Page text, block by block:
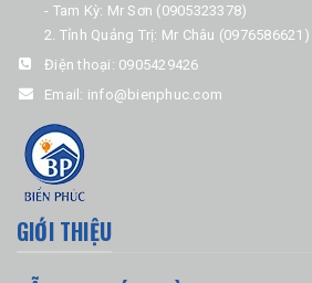
- Tam Kỳ: Mr Sơn (0905323378)
2. Tỉnh Quảng Trị: Mr Châu (0976586621)
Điện thoại: 0905429426
Email: info@bienphuc.com
GIỚI THIỆU